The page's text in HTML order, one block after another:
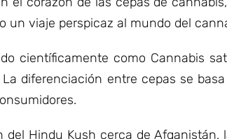
un viaje perspicaz al mundo del
científicamente como Cannabis
diferenciación entre cepas se
del Hindu Kush cerca de Afganistán,